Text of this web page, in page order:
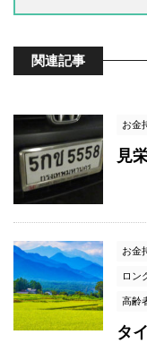
関連記事
お金
見
お金
ロン
高齢
タ